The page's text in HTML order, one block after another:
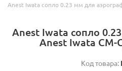
Anest Iwata сопло 0.23 мм для
Anest Iwata сопло
Anest Iwata CM-
Код товара: